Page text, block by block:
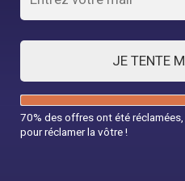
JE TENTE
70% des offres ont été
pour réclamer la vôtre !